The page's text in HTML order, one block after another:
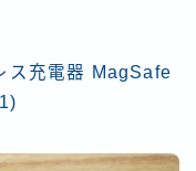
ス充電器 MagSafe